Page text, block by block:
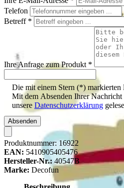
Telefon
Betreff *
Ihre Anfrage zum Produkt *
Die mit einem Stern (*) markierten
Mit dem Absenden Ihrer Nachricht
unsere Datenschutzerklärung
Absenden
Produktnummer: 16922
EAN: 5410905405476
Hersteller-Nr.: 40547B
Marke: Decofun